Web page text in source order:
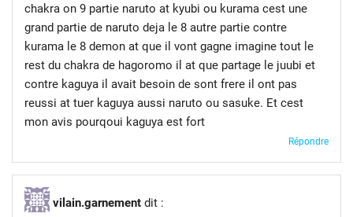
chakra on 9 partie naruto at kyubi ou kurama cest une
grand partie de naruto deja le 8 autre partie contre
kurama le 8 demon at que il vont gagne imagine tout le
rest du chakra de hagoromo il at que partage le juubi et
contre kaguya il avait besoin de sont frere il ont pas
reussi at tuer kaguya aussi naruto ou sasuke. Et cest
mon avis pourqoui kaguya est fort
Répondre
vilain.garnement dit :